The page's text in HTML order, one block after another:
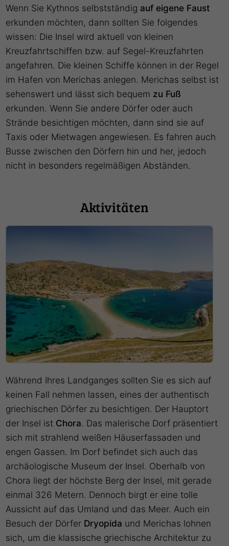
Wenn Sie Kythnos selbstständig auf eigene Faust
erkunden möchten, dann sollten Sie folgendes
wissen: Die Insel wird aktuell von kleinen
Kreuzfahrtschiffen bzw. auf Segel-Kreuzfahrten
angefahren. Die kleinen Schiffe können in der Regel
im Hafen von Merichas anlegen. Merichas selbst ist
sehenswert und lässt sich bequem zu Fuß
erkunden. Wenn Sie andere Dörfer oder auch
Strände besichtigen möchten, dann sind sie auf
Taxis oder Mietwagen angewiesen. Es fahren auch
Busse zwischen den Dörfern hin und her, jedoch
nicht in besonders regelmäßigen Abständen.
Aktivitäten
Während Ihres Landganges sollten Sie es sich auf
keinen Fall nehmen lassen, eines der authentisch
griechischen Dörfer zu besichtigen. Der Hauptort
der Insel ist Chora. Das malerische Dorf präsentiert
sich mit strahlend weißen Häuserfassaden und
engen Gassen. Im Dorf befindet sich auch das
archäologische Museum der Insel. Oberhalb von
Chora liegt der höchste Berg der Insel, mit gerade
einmal 326 Metern. Dennoch birgt er eine tolle
Aussicht auf das Umland und das Meer. Auch ein
Besuch der Dörfer Dryopida und Merichas lohnen
sich, um die klassische griechische Architektur zu